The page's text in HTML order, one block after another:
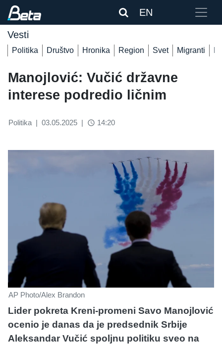
EN
Vesti
Politika Društvo Hronika Region Svet Migranti
Manojlović: Vučić državne
interese podredio ličnim
Politika | 03.05.2025 | access_time 14:20
AP Photo/Alex Brandon
Lider pokreta Kreni-promeni Savo Manojlović
ocenio je danas da je predsednik Srbije
Aleksandar Vučić spoljnu politiku sveo na